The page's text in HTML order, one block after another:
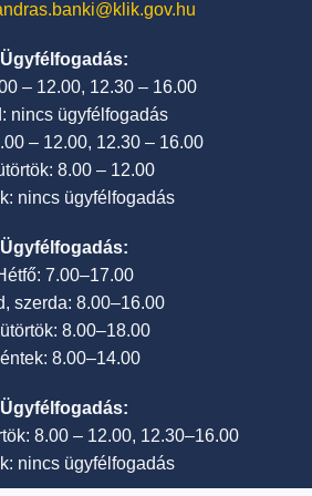
Ügyfélfogadás:
– 12.00, 12.30 – 16.00
nincs ügyfélfogadás
– 12.00, 12.30 – 16.00
8.00 – 12.00
nincs ügyfélfogadás
Ügyfélfogadás:
7.00–17.00
szerda: 8.00–16.00
8.00–18.00
8.00–14.00
Ügyfélfogadás:
8.00 – 12.00, 12.30–16.00
nincs ügyfélfogadás